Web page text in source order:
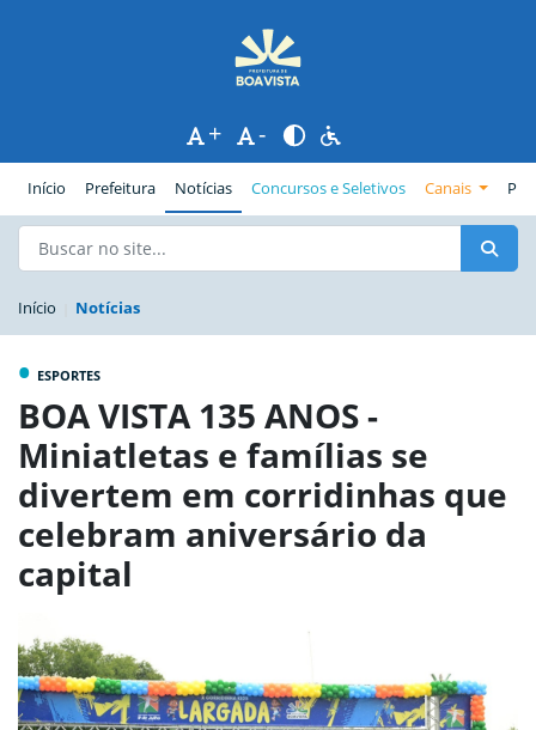
+ -
Início Prefeitura(página atual)
Notícias Concursos e Seletivos Canais
Início Notícias
• ESPORTES
BOA VISTA 135 ANOS -
Miniatletas e famílias se
divertem em corridinhas que
celebram aniversário da
capital